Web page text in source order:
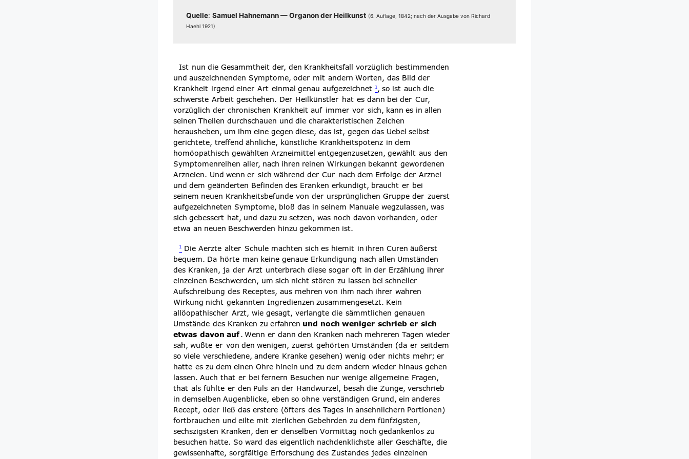
Quel­le: Samu­el Hah­ne­mann — Orga­non der Heil­kunst (6. Auf­la­ge, 1842; nach der Aus­ga­be von Richard
Haehl 1921)